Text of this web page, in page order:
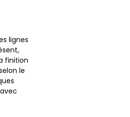
lignes
finition
le